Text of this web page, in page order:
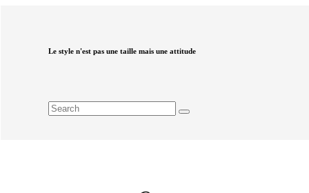
Le style n'est pas une taille mais une attitude